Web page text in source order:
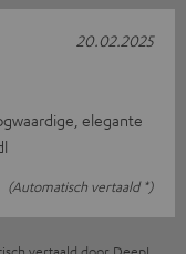
elegante
(Automatisch vertaald *)
20.02.2025